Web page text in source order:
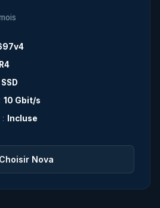
10 Gbit/s
Incluse
Choisir Nova